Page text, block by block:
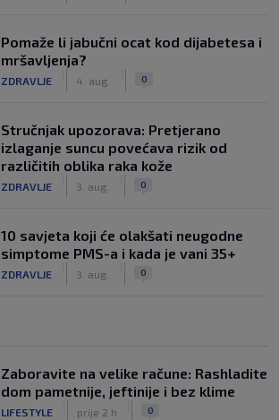
Pomaže li jabučni ocat kod dijabetesa i
mršavljenja?
ZDRAVLJE 4. aug. 0
Stručnjak upozorava: Pretjerano
izlaganje suncu povećava rizik od
različitih oblika raka kože
ZDRAVLJE 3. aug. 0
10 savjeta koji će olakšati neugodne
simptome PMS-a i kada je vani 35+
ZDRAVLJE 3. aug. 0
Zaboravite na velike račune: Rashladite
dom pametnije, jeftinije i bez klime
LIFESTYLE prije 2 h 0